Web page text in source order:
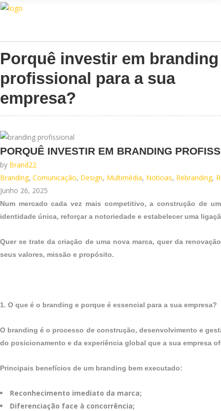
Porquê investir em branding
profissional para a sua
empresa?
PORQUÊ INVESTIR EM BRANDING
by Brand22
Branding, Comunicação, Design, Multimédia, Noticias, Rebranding,
Junho 26, 2025
Num mercado cada vez mais competitivo, a construção de
identidade única, reforçar a notoriedade e estabelecer uma
Quer se trate da criação de uma nova marca, quer da
seus valores, missão e propósito.
1. O que é o branding e porque é essencial para a sua empresa?
O branding é o processo de construção, desenvolvimento e
do posicionamento e da experiência global que a sua empresa
Principais benefícios de um branding bem executado:
Reconhecimento imediato da marca;
Diferenciação face à concorrência;
B22
Assistente IA · Brand22
Online